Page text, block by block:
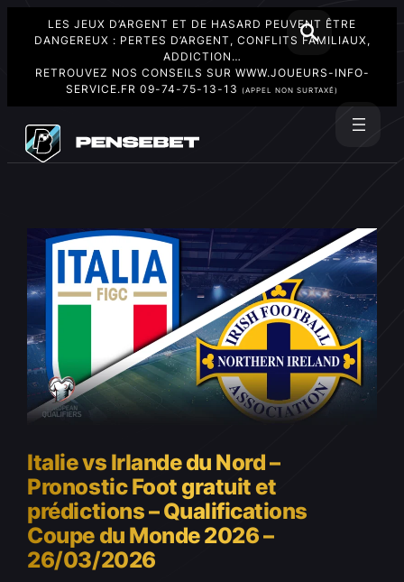
LES JEUX D’ARGENT ET DE HASARD PEUVENT ÊTRE
DANGEREUX : PERTES D’ARGENT, CONFLITS FAMILIAUX,
ADDICTION…
RETROUVEZ NOS CONSEILS SUR WWW.JOUEURS-INFO-
SERVICE.FR 09-74-75-13-13 (APPEL NON SURTAXÉ)
contenu
Italie vs Irlande du Nord –
Pronostic Foot gratuit et
prédictions – Qualifications
Coupe du Monde 2026 –
26/03/2026